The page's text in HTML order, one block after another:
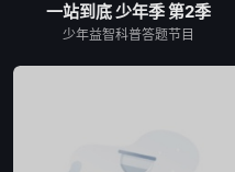
一站到底 少年季 第2季
少年益智科普答题节目